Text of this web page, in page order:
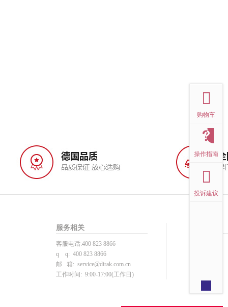
服务相关
客服电话:400 823 8866
q q: 400 823 8866
邮 箱: service@dirak.com.cn
工作时间: 9:00-17:00(工作日)
购物车
操作指南
投诉建议